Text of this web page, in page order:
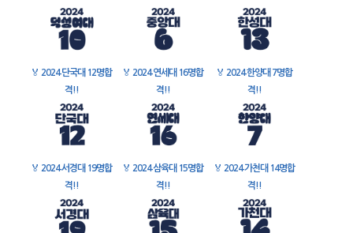
🏅 2024 단국대 12명합
격!!
🏅 2024 연세대 16명합
격!!
🏅 2024 한양대 7명합
격!!
🏅 2024 서경대 19명합
격!!
🏅 2024 삼육대 15명합
격!!
🏅 2024 가천대 14명합
격!!